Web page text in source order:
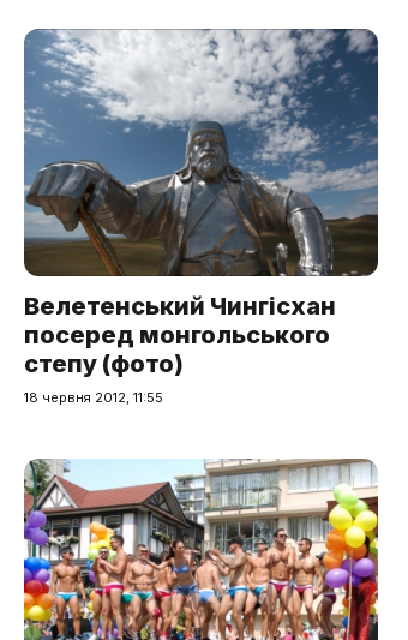
Велетенський Чингісхан
посеред монгольського
степу (фото)
18 червня 2012, 11:55